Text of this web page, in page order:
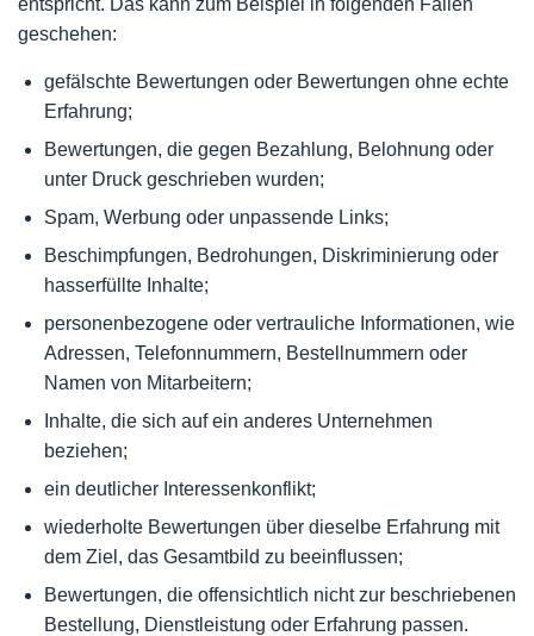
entspricht. Das kann zum Beispiel in folgenden Fällen
geschehen:
gefälschte Bewertungen oder Bewertungen ohne echte
Erfahrung;
Bewertungen, die gegen Bezahlung, Belohnung oder
unter Druck geschrieben wurden;
Spam, Werbung oder unpassende Links;
Beschimpfungen, Bedrohungen, Diskriminierung oder
hasserfüllte Inhalte;
personenbezogene oder vertrauliche Informationen, wie
Adressen, Telefonnummern, Bestellnummern oder
Namen von Mitarbeitern;
Inhalte, die sich auf ein anderes Unternehmen
beziehen;
ein deutlicher Interessenkonflikt;
wiederholte Bewertungen über dieselbe Erfahrung mit
dem Ziel, das Gesamtbild zu beeinflussen;
Bewertungen, die offensichtlich nicht zur beschriebenen
Bestellung, Dienstleistung oder Erfahrung passen.